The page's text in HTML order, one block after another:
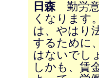
日森勤労意
くなります
は、やはり
するために
はないでし
しかも、賃